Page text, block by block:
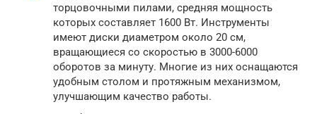
торцовочными пилами, средняя мощность
которых составляет 1600 Вт. Инструменты
имеют диски диаметром около 20 см,
вращающиеся со скоростью в 3000-6000
оборотов за минуту. Многие из них оснащаются
удобным столом и протяжным механизмом,
улучшающим качество работы.